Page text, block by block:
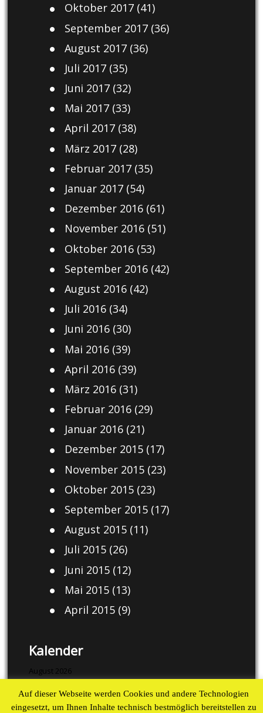
Oktober 2017(41)
September 2017(36)
August 2017(36)
Juli 2017(35)
Juni 2017(32)
Mai 2017(33)
April 2017(38)
März 2017(28)
Februar 2017(35)
Januar 2017(54)
Dezember 2016(61)
November 2016(51)
Oktober 2016(53)
September 2016(42)
August 2016(42)
Juli 2016(34)
Juni 2016(30)
Mai 2016(39)
April 2016(39)
März 2016(31)
Februar 2016(29)
Januar 2016(21)
Dezember 2015(17)
November 2015(23)
Oktober 2015(23)
September 2015(17)
August 2015(11)
Juli 2015(26)
Juni 2015(12)
Mai 2015(13)
April 2015(9)
Kalender
August 2026
M D M D F S
S
1
2
Auf dieser Webseite werden Cookies und andere Technologien
eingesetzt, um Ihnen Inhalte technisch bestmöglich bereitstellen zu